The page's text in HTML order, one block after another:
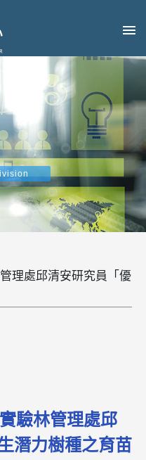
理處邱清安研究員「優
驗林管理處邱
潛力樹種之育苗